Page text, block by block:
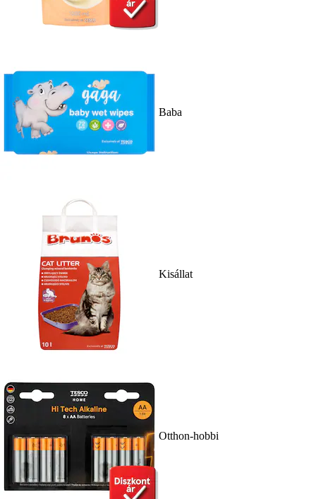
Baba
Kisállat
Otthon-hobbi